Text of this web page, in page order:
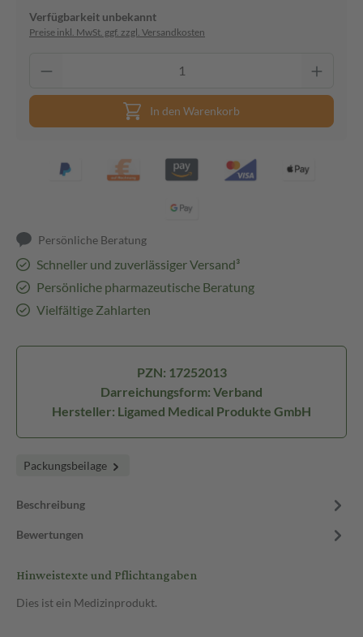
Verfügbarkeit unbekannt
Preise inkl. MwSt. ggf. zzgl. Versandkosten
In den Warenkorb
Persönliche Beratung
Schneller und zuverlässiger Versand³
Persönliche pharmazeutische Beratung
Vielfältige Zahlarten
PZN: 17252013
Darreichungsform: Verband
Hersteller: Ligamed Medical Produkte GmbH
Packungsbeilage
Beschreibung
Bewertungen
Hinweistexte und Pflichtangaben
Dies ist ein Medizinprodukt.